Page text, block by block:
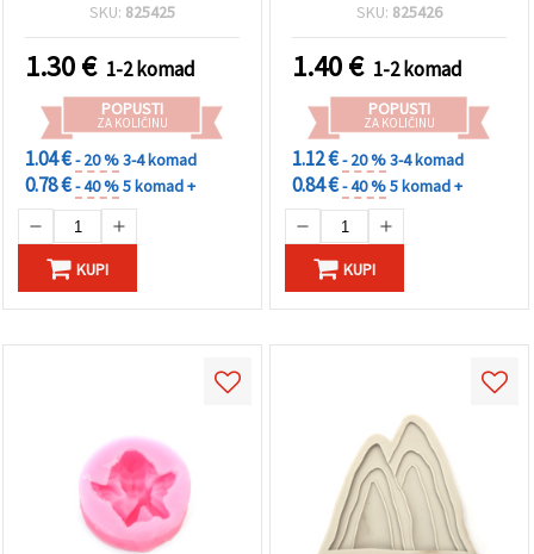
SKU: 825425
1.30€ 1-2 komad
POPUSTI
ZA KOLIČINU
1.04 €- 20 %3-4 komad
0.78 €- 40 %5 komad +
KUPI
pravokutni, motiv kućnih
čokoladu, ukrašavanje
torti, epoksi smolu, glinu
i sapun
SKU: 825426
1.40€ 1-2 komad
POPUSTI
ZA KOLIČINU
1.12 €- 20 %3-4 komad
0.84 €- 40 %5 komad +
KUPI